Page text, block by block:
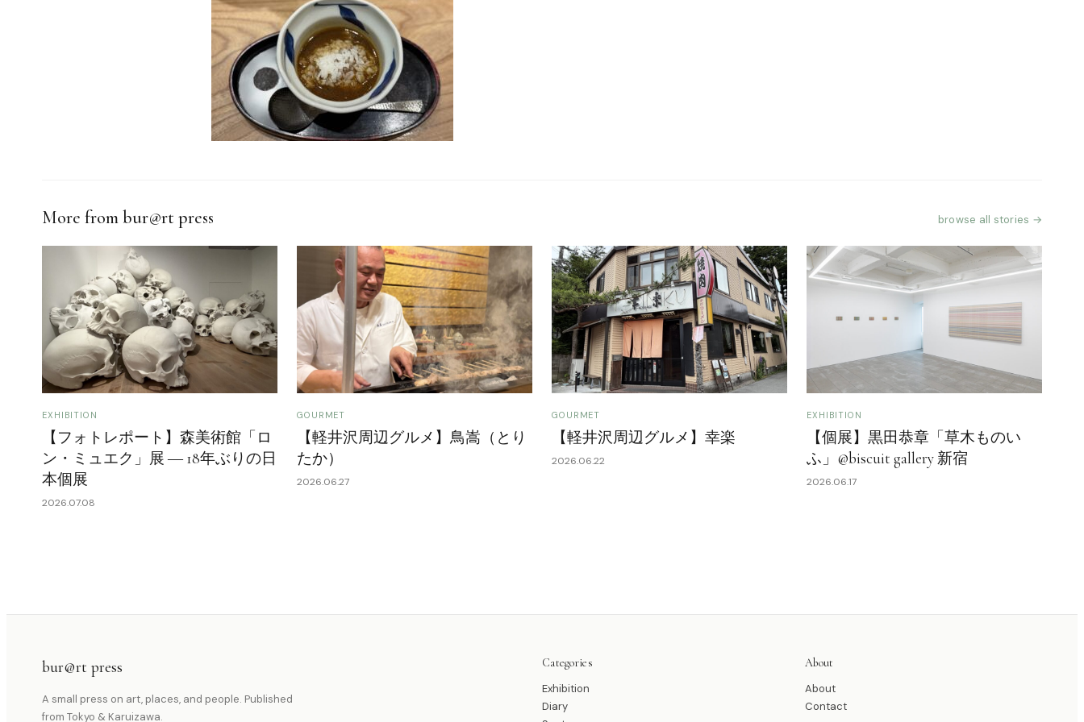
More from bur@rt press browse all stories →
EXHIBITION
【フォトレポート】森美術館「ロ
ン・ミュエク」展 ― 18年ぶりの日
本個展
2026.07.08
GOURMET
【軽井沢周辺グルメ】鳥嵩（とり
たか）
2026.06.27
GOURMET
【軽井沢周辺グルメ】幸楽
2026.06.22
EXHIBITION
【個展】黒田恭章「草木ものい
ふ」@biscuit gallery 新宿
2026.06.17
bur@rt press
A small press on art, places, and people. Published
from Tokyo & Karuizawa.
Categories
Exhibition
Diary
About
About
Contact